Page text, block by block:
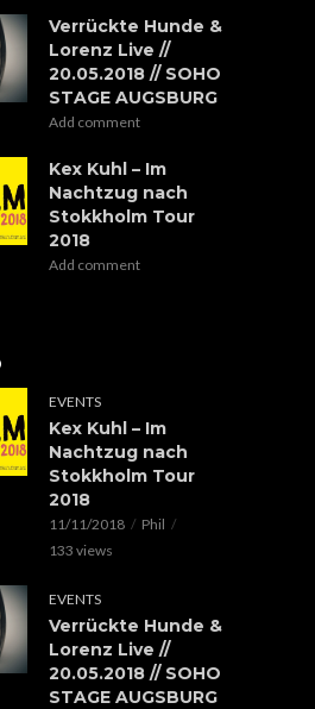
Verrückte Hunde &
Lorenz Live //
20.05.2018 // SOHO
STAGE AUGSBURG
Add comment
Kex Kuhl – Im
Nachtzug nach
Stokkholm Tour
2018
Add comment
EVENTS
Kex Kuhl – Im
Nachtzug nach
Stokkholm Tour
2018
11/11/2018
Phil
133 views
EVENTS
Verrückte Hunde &
Lorenz Live //
20.05.2018 // SOHO
STAGE AUGSBURG